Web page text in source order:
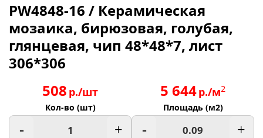
PW4848-16 / Керамическая
мозаика, бирюзовая, голубая,
глянцевая, чип 48*48*7, лист
306*306
508 р./шт
Кол-во (шт)
- +
5 644р./м2
Площадь (м2)
- +